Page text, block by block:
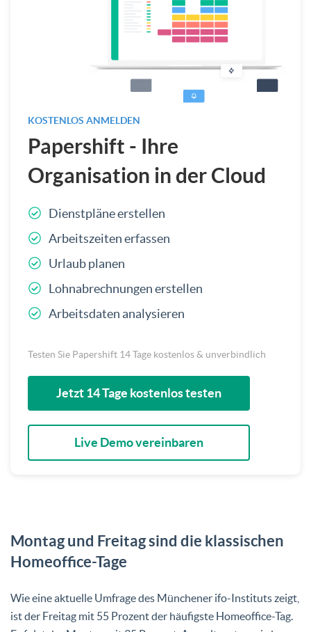
KOSTENLOS ANMELDEN
Papershift - Ihre
Organisation in der Cloud
Dienstpläne erstellen
Arbeitszeiten erfassen
Urlaub planen
Lohnabrechnungen erstellen
Arbeitsdaten analysieren
Testen Sie Papershift 14 Tage kostenlos & unverbindlich
Jetzt 14 Tage kostenlos testen
Live Demo vereinbaren
Montag und Freitag sind die klassischen
Homeoffice-Tage
Wie eine aktuelle Umfrage des Münchener ifo-Instituts zeigt,
ist der Freitag mit 55 Prozent der häufigste Homeoffice-Tag.